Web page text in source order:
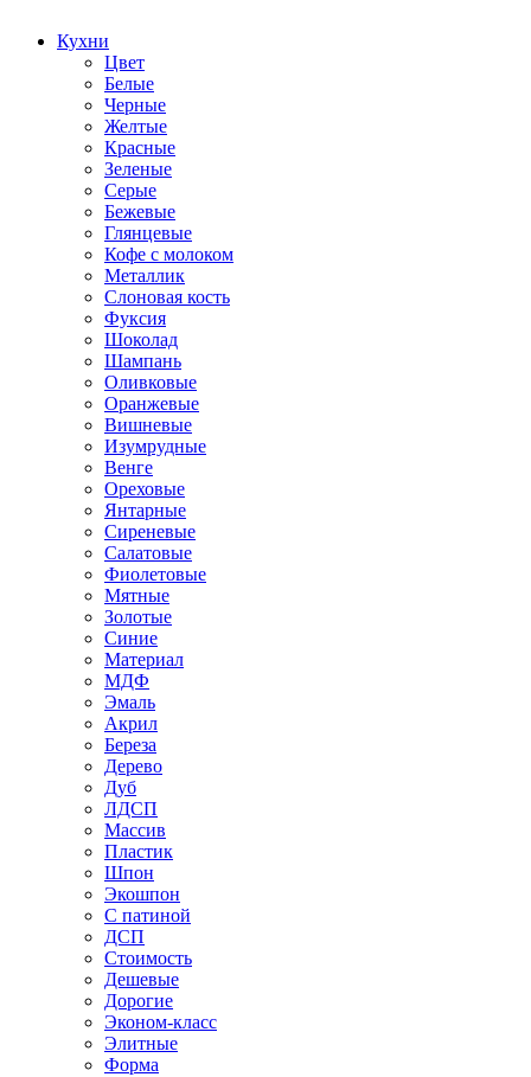
Кухни
Цвет
Белые
Черные
Желтые
Красные
Зеленые
Серые
Бежевые
Глянцевые
Кофе с молоком
Металлик
Слоновая кость
Фуксия
Шоколад
Шампань
Оливковые
Оранжевые
Вишневые
Изумрудные
Венге
Ореховые
Янтарные
Сиреневые
Салатовые
Фиолетовые
Мятные
Золотые
Синие
Материал
МДФ
Эмаль
Акрил
Береза
Дерево
Дуб
ЛДСП
Массив
Пластик
Шпон
Экошпон
С патиной
ДСП
Стоимость
Дешевые
Дорогие
Эконом-класс
Элитные
Форма